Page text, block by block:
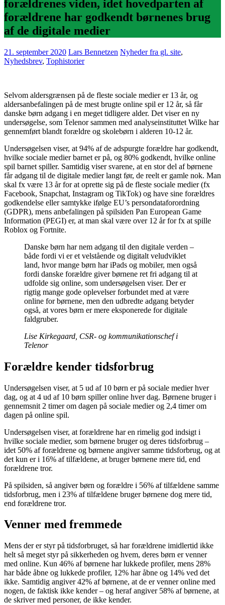
forældrenes viden, idet hovedparten af
forældrene har godkendt børnenes brug
af de digitale medier
21. september 2020 Lars Bennetzen Nyheder fra gl. site,
Nyhedsbrev, Tophistorier
Selvom aldersgrænsen på de fleste sociale medier er 13 år, og
aldersanbefalingen på de mest brugte online spil er 12 år, så får
danske børn adgang i en meget tidligere alder. Det viser en ny
undersøgelse, som Telenor sammen med analyseinstituttet Wilke har
gennemført blandt forældre og skolebørn i alderen 10-12 år.
Undersøgelsen viser, at 94% af de adspurgte forældre har godkendt,
hvilke sociale medier barnet er på, og 80% godkendt, hvilke online
spil barnet spiller. Samtidig viser svarene, at en stor del af børnene
får adgang til de digitale medier langt før, de reelt er gamle nok. Man
skal fx være 13 år for at oprette sig på de fleste sociale medier (fx
Facebook, Snapchat, Instagram og TikTok) og have sine forældres
godkendelse eller samtykke ifølge EU’s persondataforordning
(GDPR), mens anbefalingen på spilsiden Pan European Game
Information (PEGI) er, at man skal være over 12 år for fx at spille
Roblox og Fortnite.
Danske børn har nem adgang til den digitale verden –
både fordi vi er et velstående og digitalt veludviklet
land, hvor mange børn har iPads og mobiler, men også
fordi danske forældre giver børnene ret fri adgang til at
udfolde sig online, som undersøgelsen viser. Der er
rigtig mange gode oplevelser forbundet med at være
online for børnene, men den udbredte adgang betyder
også, at vores børn er mere eksponerede for digitale
faldgruber.
Lise Kirkegaard, CSR- og kommunikationschef i
Telenor
Forældre kender tidsforbrug
Undersøgelsen viser, at 5 ud af 10 børn er på sociale medier hver
dag, og at 4 ud af 10 børn spiller online hver dag. Børnene bruger i
gennemsnit 2 timer om dagen på sociale medier og 2,4 timer om
dagen på online spil.
Undersøgelsen viser, at forældrene har en rimelig god indsigt i
hvilke sociale medier, som børnene bruger og deres tidsforbrug –
idet 50% af forældrene og børnene angiver samme tidsforbrug, og at
det kun er i 16% af tilfældene, at bruger børnene mere tid, end
forældrene tror.
På spilsiden, så angiver børn og forældre i 56% af tilfældene samme
tidsforbrug, men i 23% af tilfældene bruger børnene dog mere tid,
end forældrene tror.
Venner med fremmede
Mens der er styr på tidsforbruget, så har forældrene imidlertid ikke
helt så meget styr på sikkerheden og hvem, deres børn er venner
med online. Kun 46% af børnene har lukkede profiler, mens 28%
har både åbne og lukkede profiler, 12% har åbne og 14% ved det
ikke. Samtidig angiver 42% af børnene, at de er venner online med
nogen, de faktisk ikke kender – og heraf angiver 58% af børnene, at
de skriver med personer, de ikke kender.